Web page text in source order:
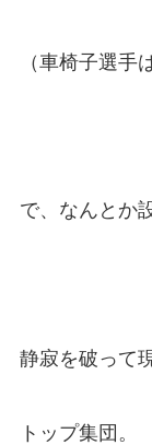
（車椅子選手
で、なんとか
静寂を破って
トップ集団。